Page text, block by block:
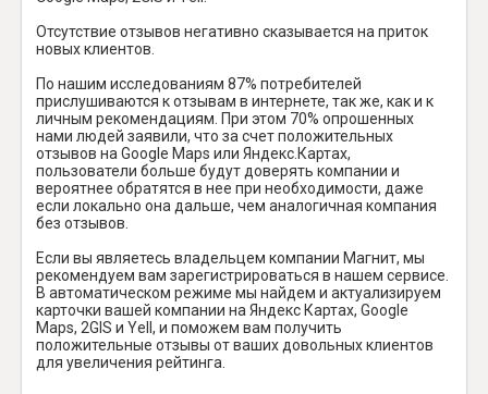
Отсутствие отзывов негативно сказывается на приток
новых клиентов.
По нашим исследованиям 87% потребителей
прислушиваются к отзывам в интернете, так же, как и к
личным рекомендациям. При этом 70% опрошенных
нами людей заявили, что за счет положительных
отзывов на Google Maps или Яндекс.Картах,
пользователи больше будут доверять компании и
вероятнее обратятся в нее при необходимости, даже
если локально она дальше, чем аналогичная компания
без отзывов.
Если вы являетесь владельцем компании Магнит, мы
рекомендуем вам зарегистрироваться в нашем сервисе.
В автоматическом режиме мы найдем и актуализируем
карточки вашей компании на Яндекс Картах, Google
Maps, 2GIS и Yell, и поможем вам получить
положительные отзывы от ваших довольных клиентов
для увеличения рейтинга.